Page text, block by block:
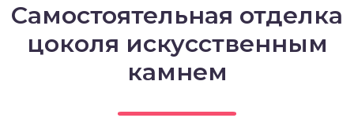
Самостоятельная отделка
цоколя искусственным
камнем